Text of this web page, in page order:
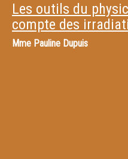
Les outils du
compte des
Mme Pauline Dupuis